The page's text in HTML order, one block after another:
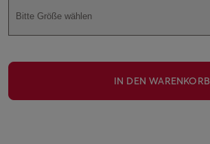
Bitte Größe wählen
IN DEN WARENKORB